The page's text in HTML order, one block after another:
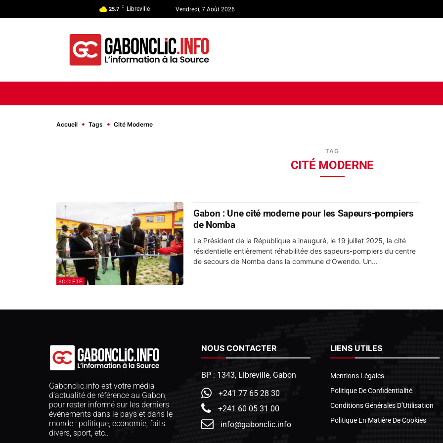
25.7 C Libreville Vendredi, 7 Août 2026
Accueil Tags Cité Moderne
TAG
CITÉ MODERNE
SOCIÉTÉ
Gabon : Une cité moderne pour les Sapeurs-pompiers
de Nomba
Le Président de la République a inauguré, le 19 juillet 2025, la cité
résidentielle entièrement réhabilitée des sapeurs-pompiers du centre
de secours de Nomba dans la commune d’Owendo. Un...
Gabonclic.info est votre média
d’actualité de référence au Gabon,
pour rester informé sur les derniers
événements dans le pays et dans le
monde : politique, économie, faits
divers, sport, etc..
NOUS CONTACTER
BP : 1343, Libreville, Gabon
+241 77 65 28 30
+241 60 05 31 00
info@gabonclic.info
LIENS UTILES
Mentions Légales
Politique De Confidentialité
Conditions Générales D’Utilisation
Politique En Matière De Cookies